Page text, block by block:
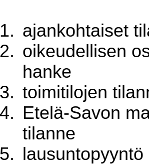
ajankohtaiset
oikeudellisen
hanke
toimitilojen
Etelä-Savon
tilanne